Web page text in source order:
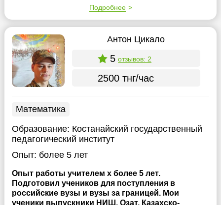
Подробнее
Антон Цикало
5 отзывов: 2
2500 тнг/час
Математика
Образование: Костанайский государственный
педагогический институт
Опыт: более 5 лет
Опыт работы учителем х более 5 лет.
Подготовил учеников для поступления в
российские вузы и вузы за границей. Мои
ученики выпускники НИШ, Озат, Казахско-